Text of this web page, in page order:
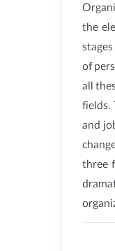
the
of
all
fields.
and
three